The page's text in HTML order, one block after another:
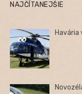
NAJČÍTANEJŠIE